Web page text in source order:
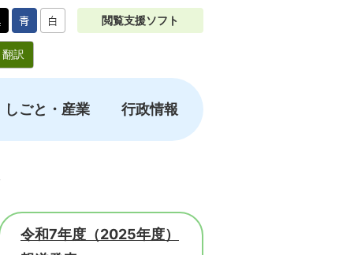
閲覧支援ソフト
翻訳
しごと・産業 行政情報
令和7年度（2025年度）